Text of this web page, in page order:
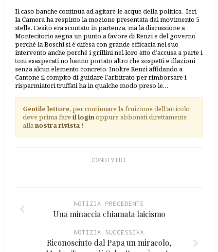
Il caso banche continua ad agitare le acque della politica. Ieri
la Camera ha respinto la mozione presentata dal movimento 5
stelle. L’esito era scontato in partenza, ma la discussione a
Montecitorio segna un punto a favore di Renzi e del governo
perché la Boschi si è difesa con grande efficacia nel suo
intervento anche perché i grillini nel loro atto d’accusa a parte i
toni esasperati no hanno portato altro che sospetti e illazioni
senza alcun elemento concreto. Inoltre Renzi affidando a
Cantone il compito di guidare l’arbitrato per rimborsare i
risparmiatori truffati ha in qualche modo preso le…
Gentile lettore, per continuare la fruizione dell'articolo
deve prima fare il loginoppure abbonati direttamente
allanostra rivista !
CONDIVIDI
NOTIZIA PRECEDENTE
Una minaccia chiamata laicismo
NOTIZIA SUCCESSIVA
Riconosciuto dal Papa un miracolo,